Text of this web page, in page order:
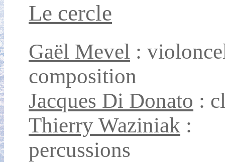
Le cercle
Gaël Mevel :
composition
Jacques Di Donato :
Thierry Waziniak :
percussions